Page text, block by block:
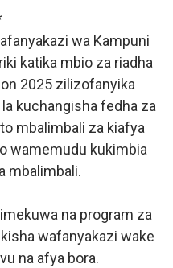
wa Kampuni
katika mbio za riadha
2025 zilizofanyika
kuchangisha fedha za
mbalimbali za kiafya
wamemudu kukimbia
mbalimbali.
na program za
wafanyakazi wake
na afya bora.